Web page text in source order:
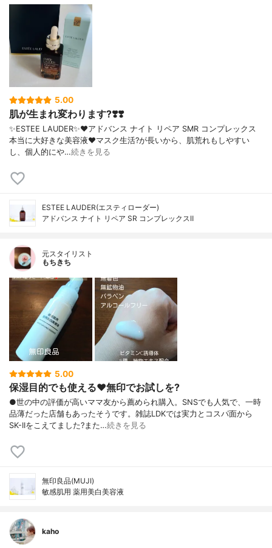
5.00
肌が生まれ変わります?❣️❣️
✨ESTEE LAUDER✨❤︎アドバンス ナイト リペア SMR コンプレックス
本当に大好きな美容液❤️マスク生活?が長いから、肌荒れもしやすい
し、個人的にや…続きを見る
ESTEE LAUDER(エスティローダー)
アドバンス ナイト リペア SR コンプレックスⅡ
元スタイリスト
もちきち
5.00
保湿目的でも使える♥️無印でお試しを?
●世の中の評価が高いママ友から薦められ購入。SNSでも人気で、一時
品薄だった店舗もあったそうです。雑誌LDKでは実力とコスパ面から
SK-IIをこえてました?また…続きを見る
無印良品(MUJI)
敏感肌用 薬用美白美容液
kaho